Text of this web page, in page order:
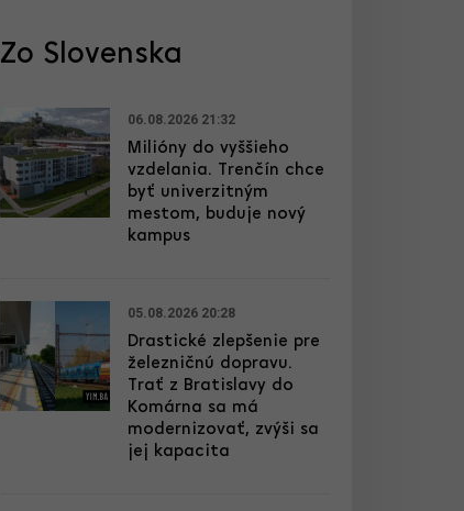
Zo Slovenska
06.08.2026 21:32
Milióny do vyššieho
vzdelania. Trenčín chce
byť univerzitným
mestom, buduje nový
kampus
05.08.2026 20:28
Drastické zlepšenie pre
železničnú dopravu.
Trať z Bratislavy do
Komárna sa má
modernizovať, zvýši sa
jej kapacita